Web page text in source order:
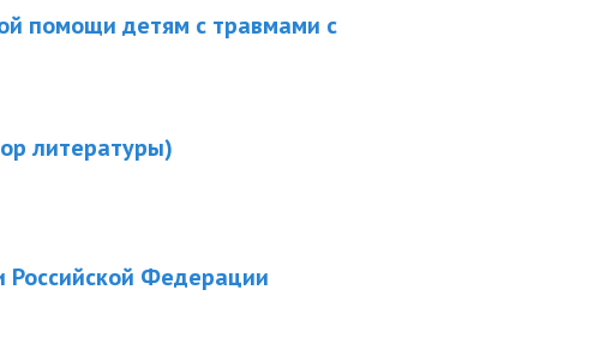
помощи детям с травмами с
литературы)
Российской Федерации